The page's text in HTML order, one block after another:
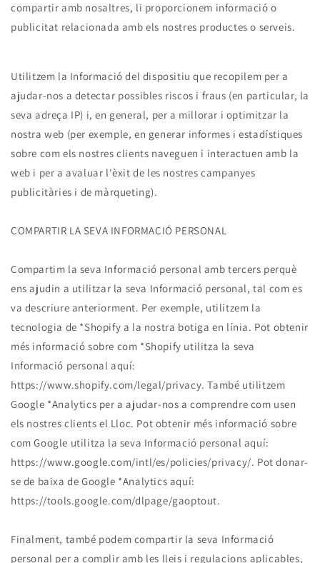
compartir amb nosaltres, li proporcionem informació o
publicitat relacionada amb els nostres productes o serveis.
Utilitzem la Informació del dispositiu que recopilem per a
ajudar-nos a detectar possibles riscos i fraus (en particular, la
seva adreça IP) i, en general, per a millorar i optimitzar la
nostra web (per exemple, en generar informes i estadístiques
sobre com els nostres clients naveguen i interactuen amb la
web i per a avaluar l'èxit de les nostres campanyes
publicitàries i de màrqueting).
COMPARTIR LA SEVA INFORMACIÓ PERSONAL
Compartim la seva Informació personal amb tercers perquè
ens ajudin a utilitzar la seva Informació personal, tal com es
va descriure anteriorment. Per exemple, utilitzem la
tecnologia de *Shopify a la nostra botiga en línia. Pot obtenir
més informació sobre com *Shopify utilitza la seva
Informació personal aquí:
https://www.shopify.com/legal/privacy. També utilitzem
Google *Analytics per a ajudar-nos a comprendre com usen
els nostres clients el Lloc. Pot obtenir més informació sobre
com Google utilitza la seva Informació personal aquí:
https://www.google.com/intl/es/policies/privacy/. Pot donar-
se de baixa de Google *Analytics aquí:
https://tools.google.com/dlpage/gaoptout.
Finalment, també podem compartir la seva Informació
personal per a complir amb les lleis i regulacions aplicables,